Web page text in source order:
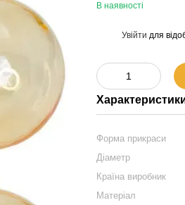
В наявності
Увійти для
Форма прикраси
Діаметр
Країна виробник
Матеріал